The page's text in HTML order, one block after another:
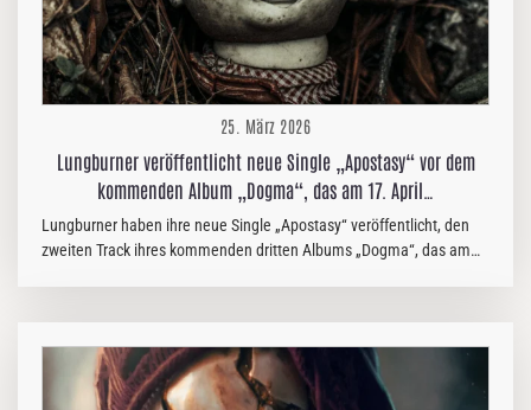
25. März 2026
Lungburner veröffentlicht neue Single „Apostasy“ vor dem
kommenden Album „Dogma“, das am 17. April…
Lungburner haben ihre neue Single „Apostasy“ veröffentlicht, den
zweiten Track ihres kommenden dritten Albums „Dogma“, das am
Live-Sets der Band entwickelt hat, fängt die Balance zwischen
kontrollierter Intensität und roher Emotion ein. Der Track beginnt mit
einem Sample des Philosophen Jiddu Krishnamurti, der die Rolle der
Religion bei der Gestaltung falscher Realitäten und aufgezwungener